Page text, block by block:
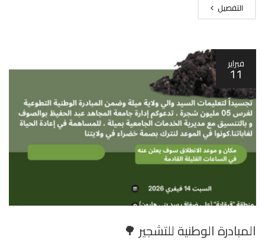
التفصيل
فبراير
11
المبادرة الوطنية للتشجير 🌳